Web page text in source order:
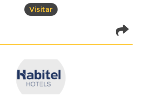
Visitar